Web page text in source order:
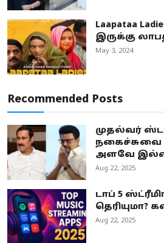
Laapataa
இருக்கு
May 3, 2024
Recommended Posts
முதல்வர்
நகைச்சுவை
அளவே
Aug 22, 2025
டாப் 5
தெரியுமா?
Aug 22, 2025